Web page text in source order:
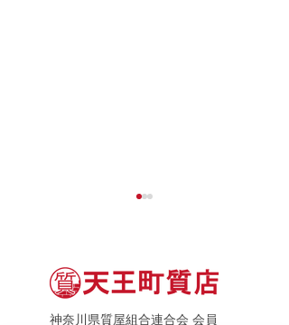
神奈川県質屋組合連合会 会員